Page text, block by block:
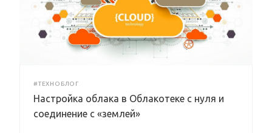
#ТЕХНОБЛОГ
Настройка облака в Облакотеке с нуля и
соединение с «землей»